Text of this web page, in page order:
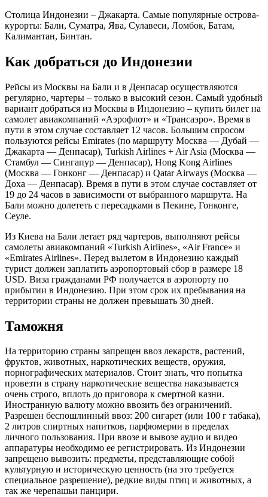
Столица Индонезии – Джакарта. Самые популярные острова-
курорты: Бали, Суматра, Ява, Сулавеси, Ломбок, Батам,
Калимантан, Бинтан.
Как добраться до Индонезии
Рейсы из Москвы на Бали и в Денпасар осуществляются
регулярно, чартеры – только в высокий сезон. Самый удобный
вариант добраться из Москвы в Индонезию – купить билет на
самолет авиакомпаний «Аэрофлот» и «Трансаэро». Время в
пути в этом случае составляет 12 часов. Большим спросом
пользуются рейсы Emirates (по маршруту Москва — Дубай —
Джакарта — Денпасар), Turkish Airlines + Air Asia (Москва —
Стамбул — Сингапур — Денпасар), Hong Kong Airlines
(Москва — Гонконг — Денпасар) и Qatar Airways (Москва —
Доха — Денпасар). Время в пути в этом случае составляет от
19 до 24 часов в зависимости от выбранного маршрута. На
Бали можно долететь с пересадками в Пекине, Гонконге,
Сеуле.
Из Киева на Бали летает ряд чартеров, выполняют рейсы
самолеты авиакомпаний «Turkish Airlines», «Air France» и
«Emirates Airlines». Перед вылетом в Индонезию каждый
турист должен заплатить аэропортовый сбор в размере 18
USD. Виза гражданами РФ получается в аэропорту по
прибытии в Индонезию. При этом срок их пребывания на
территории страны не должен превышать 30 дней.
Таможня
На территорию страны запрещен ввоз лекарств, растений,
фруктов, животных, наркотических веществ, оружия,
порнографических материалов. Стоит знать, что попытка
провезти в страну наркотические вещества наказывается
очень строго, вплоть до приговора к смертной казни.
Иностранную валюту можно ввозить без ограничений.
Разрешен беспошлинный ввоз: 200 сигарет (или 100 г табака),
2 литров спиртных напитков, парфюмерии в пределах
личного пользования. При ввозе и вывозе аудио и видео
аппаратуры необходимо ее регистрировать. Из Индонезии
запрещено вывозить: предметы, представляющие собой
культурную и историческую ценность (на это требуется
специальное разрешение), редкие виды птиц и животных, а
так же черепашьи панцири.